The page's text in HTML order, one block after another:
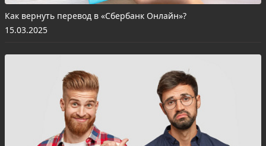
Как вернуть перевод в «Сбербанк Онлайн»?
15.03.2025